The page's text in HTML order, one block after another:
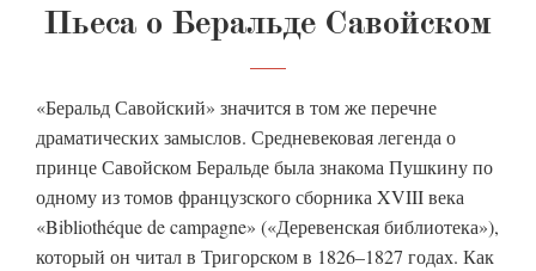
Пьеса о Беральде Савойском
«Беральд Савойский» значится в том же перечне
драматических замыслов. Средневековая легенда о
принце Савойском Беральде была знакома Пушкину по
одному из томов французского сборника XVIII века
«Bibliothéque de campagne» («Деревенская библиотека»),
который он читал в Тригорском в 1826–1827 годах. Как